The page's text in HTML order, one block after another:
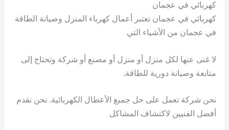
كهربائي في عجمان
كهربائي في عجمان تعتبر أعمال كهرباء المنزل وصيانة الطاقة
في عجمان من الأشياء التي
لا غنى عنها لكل منزل أو منزل أو مصنع أو شركة وتحتاج إلى
متابعة وصيانة دورية للطاقة.
نحن شركة تعمل على حل جميع الأعطال الكهربائية. نحن نقدم
أفضل الفنيين لاكتشاف المشاكل